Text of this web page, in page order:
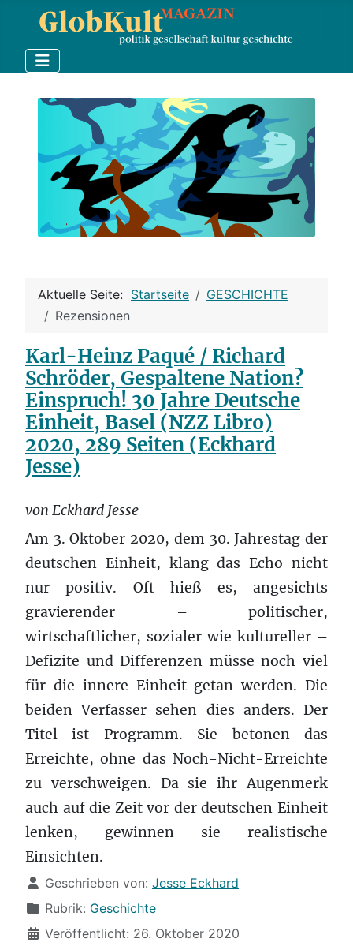
Aktuelle Seite: Startseite
GESCHICHTE
Rezensionen
Karl-Heinz Paqué / Richard
Schröder, Gespaltene Nation?
Einspruch! 30 Jahre Deutsche
Einheit, Basel (NZZ Libro)
2020, 289 Seiten (Eckhard
Jesse)
von Eckhard Jesse
Am 3. Oktober 2020, dem 30. Jahrestag der
deutschen Einheit, klang das Echo nicht
nur positiv. Oft hieß es, angesichts
gravierender – politischer,
wirtschaftlicher, sozialer wie kultureller –
Defizite und Differenzen müsse noch viel
für die innere Einheit getan werden. Die
beiden Verfasser sehen dies anders. Der
Titel ist Programm. Sie betonen das
Erreichte, ohne das Noch-Nicht-Erreichte
zu verschweigen. Da sie ihr Augenmerk
auch auf die Zeit vor der deutschen Einheit
lenken, gewinnen sie realistische
Einsichten.
Details
Geschrieben von: Jesse Eckhard
Rubrik: Geschichte
Veröffentlicht: 26. Oktober 2020